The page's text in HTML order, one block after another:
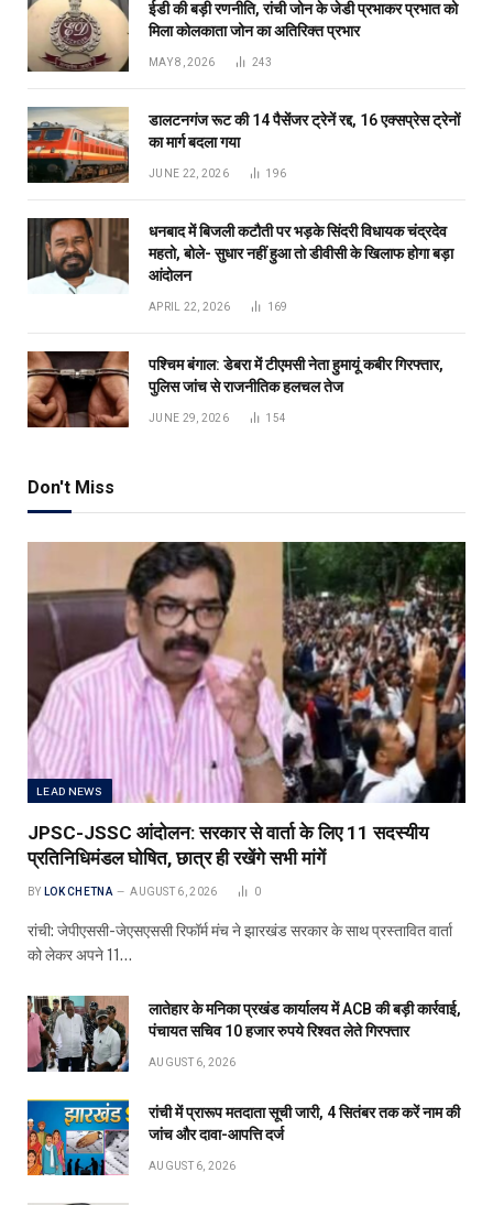
ईडी की बड़ी रणनीति, रांची जोन के जेडी प्रभाकर प्रभात को
मिला कोलकाता जोन का अतिरिक्त प्रभार
MAY 8, 2026 243
डालटनगंज रूट की 14 पैसेंजर ट्रेनें रद्द, 16 एक्सप्रेस ट्रेनों
का मार्ग बदला गया
JUNE 22, 2026 196
धनबाद में बिजली कटौती पर भड़के सिंदरी विधायक चंद्रदेव
महतो, बोले- सुधार नहीं हुआ तो डीवीसी के खिलाफ होगा बड़ा
आंदोलन
APRIL 22, 2026 169
पश्चिम बंगाल: डेबरा में टीएमसी नेता हुमायूं कबीर गिरफ्तार,
पुलिस जांच से राजनीतिक हलचल तेज
JUNE 29, 2026 154
Don't Miss
LEAD NEWS
JPSC-JSSC आंदोलन: सरकार से वार्ता के लिए 11 सदस्यीय
प्रतिनिधिमंडल घोषित, छात्र ही रखेंगे सभी मांगें
BY LOK CHETNA AUGUST 6, 2026 0
रांची: जेपीएससी-जेएसएससी रिफॉर्म मंच ने झारखंड सरकार के साथ प्रस्तावित वार्ता
को लेकर अपने 11…
लातेहार के मनिका प्रखंड कार्यालय में ACB की बड़ी कार्रवाई,
पंचायत सचिव 10 हजार रुपये रिश्वत लेते गिरफ्तार
AUGUST 6, 2026
रांची में प्रारूप मतदाता सूची जारी, 4 सितंबर तक करें नाम की
जांच और दावा-आपत्ति दर्ज
AUGUST 6, 2026